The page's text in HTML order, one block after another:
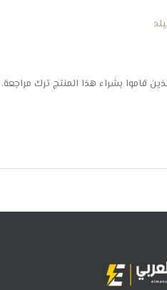
قاموا بشراء هذا المنتج ترك مراجعة.